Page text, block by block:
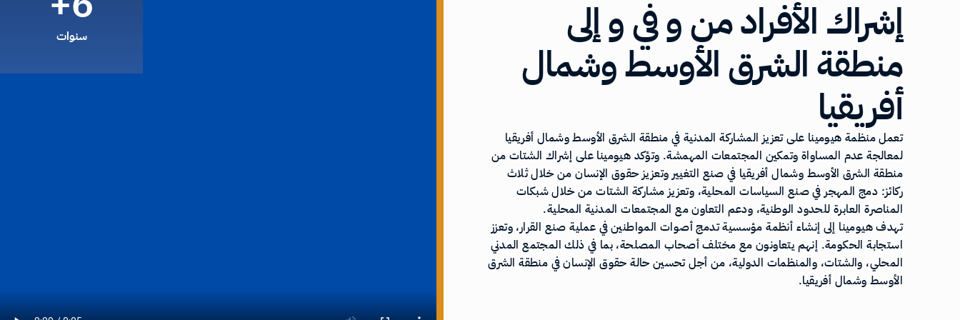
إشراك الأفراد من و في و إلى
منطقة الشرق الأوسط وشمال
أفريقيا
تعمل منظمة هيومينا على تعزيز المشاركة المدنية في منطقة الشرق الأوسط وشمال أفريقيا
لمعالجة عدم المساواة وتمكين المجتمعات المهمشة. وتؤكد هيومينا على إشراك الشتات من
منطقة الشرق الأوسط وشمال أفريقيا في صنع التغيير وتعزيز حقوق الإنسان من خلال ثلاث
ركائز: دمج المهجر في صنع السياسات المحلية، وتعزيز مشاركة الشتات من خلال شبكات
المناصرة العابرة للحدود الوطنية، ودعم التعاون مع المجتمعات المدنية المحلية.
تهدف هيومينا إلى إنشاء أنظمة مؤسسية تدمج أصوات المواطنين في عملية صنع القرار، وتعزز
استجابة الحكومة. إنهم يتعاونون مع مختلف أصحاب المصلحة، بما في ذلك المجتمع المدني
المحلي، والشتات، والمنظمات الدولية، من أجل تحسين حالة حقوق الإنسان في منطقة الشرق
الأوسط وشمال أفريقيا.
سنوات